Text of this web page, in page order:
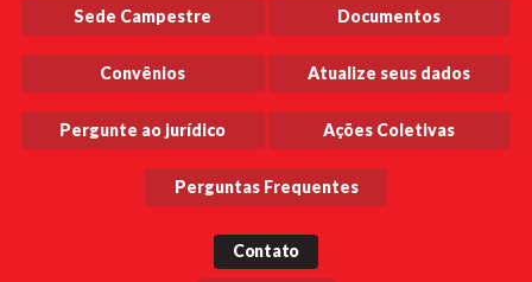
Sede Campestre Documentos
Convênios Atualize seus dados
Pergunte ao jurídico Ações Coletivas
Perguntas Frequentes
Contato